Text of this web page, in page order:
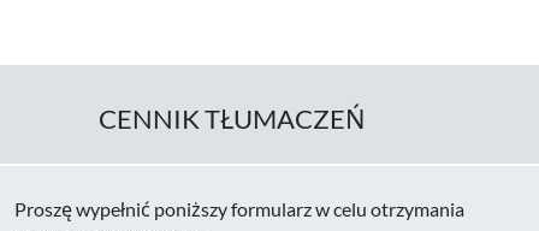
CENNIK TŁUMACZEŃ
Proszę wypełnić poniższy formularz w celu otrzymania